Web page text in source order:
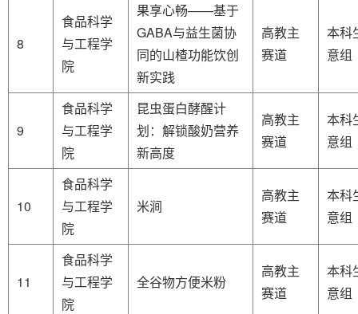
8
食品科学
与工程学
院
果享心畅——基于
GABA与益生菌协
同的山楂功能饮创
新实践
高教主
赛道
本科
意组
9
食品科学
与工程学
院
昆虫蛋白酵醒计
划：解锁酸奶营养
新高度
高教主
赛道
本科
意组
10
食品科学
与工程学
院
米涧
高教主
赛道
本科
意组
11
食品科学
与工程学
院
全谷物方便米粉
高教主
赛道
本科
意组